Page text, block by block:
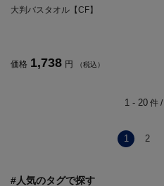
大判バスタオル【CF】
価格 1,738 円 （税込）
1 - 20件 /
1 2
#人気のタグで探す